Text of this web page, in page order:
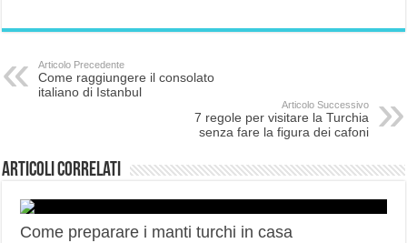
Articolo Precedente
Come raggiungere il consolato
italiano di Istanbul
Articolo Successivo
7 regole per visitare la Turchia
senza fare la figura dei cafoni
Articoli correlati
Come preparare i manti turchi in casa